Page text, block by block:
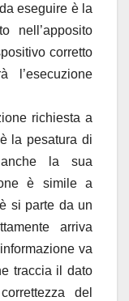
eseguire è la
nell’apposito
corretto
l’esecuzione
richiesta a
la pesatura di
la sua
è simile a
si parte da un
arriva
va
traccia il dato
del